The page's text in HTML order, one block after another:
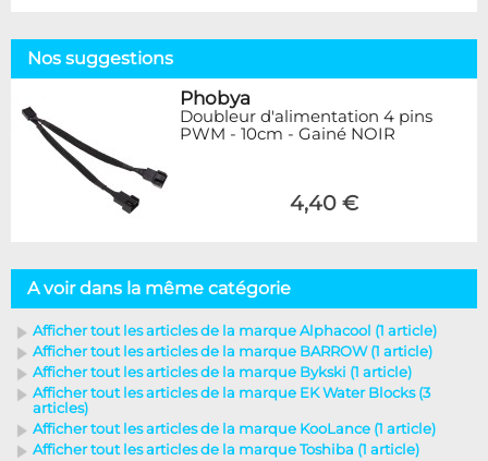
Nos suggestions
Phobya
Doubleur d'alimentation 4 pins
PWM - 10cm - Gainé NOIR
4,40 €
A voir dans la même catégorie
Afficher tout les articles de la marque Alphacool (1 article)
Afficher tout les articles de la marque BARROW (1 article)
Afficher tout les articles de la marque Bykski (1 article)
Afficher tout les articles de la marque EK Water Blocks (3
articles)
Afficher tout les articles de la marque KooLance (1 article)
Afficher tout les articles de la marque Toshiba (1 article)